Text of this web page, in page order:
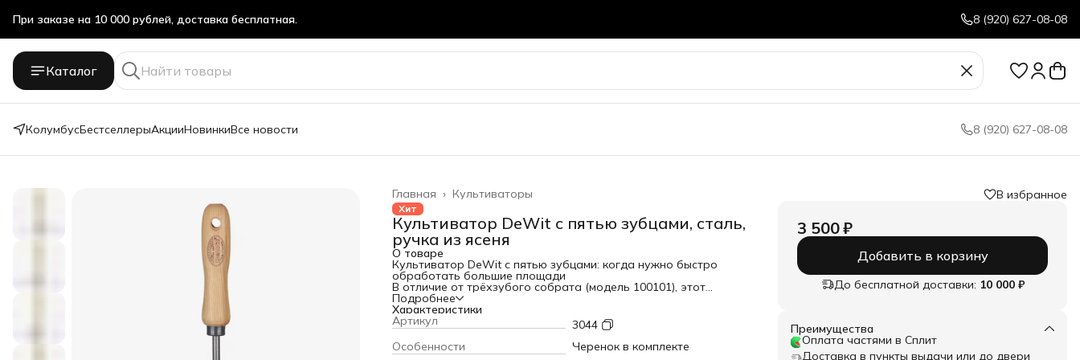
При заказе на 10 000 рублей, доставка бесплатная.
8 (920) 627-08-08
Каталог
КолумбусБестселлерыАкцииНовинкиВсе новости 8 (920) 627-08-08
Культиваторы
Главная ›
Хит
Культиватор DeWit с пятью зубцами, сталь,
ручка из ясеня
О товаре
Культиватор DeWit с пятью зубцами: когда нужно быстро
обработать большие площади
В отличие от трёхзубого собрата (модель 100101), этот
культиватор создан для более масштабной работы. Пять
мощных крюкообразных зубьев захватывают сразу полосу
шириной более 10 см, что позволяет быстрее рыхлить почву и
очищать грядки от сорняков.
Почему этот культиватор эффективнее обычных рыхлителей?
Пять кованых зубьев.Каждый зуб выкован вручную из
Подробнее
Характеристики
Артикул
3044
Особенности
Черенок в комплекте
В избранное
3 500 ₽
Добавить в корзину
До бесплатной доставки: 10 000 ₽
Преимущества
Оплата частями в Сплит
Доставка в пункты выдачи или до двери